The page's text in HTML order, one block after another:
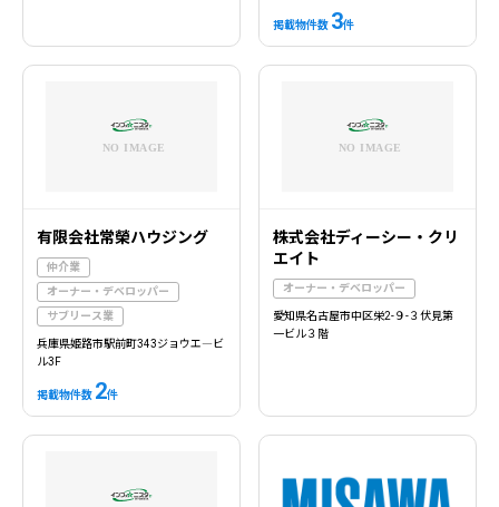
掲載物件数 3件
有限会社常榮ハウジング
仲介業
オーナー・デベロッパー
サブリース業
兵庫県姫路市駅前町343ジョウエ―ビ
ル3F
掲載物件数 2件
株式会社ディーシー・クリ
エイト
オーナー・デベロッパー
愛知県名古屋市中区栄2-９-３伏見第
一ビル３階